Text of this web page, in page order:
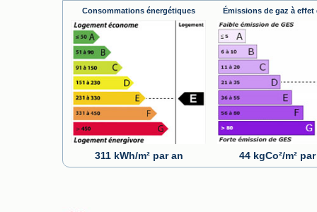
Consommations énergétiques Émissions de gaz à effet
311 kWh/m² par an 44 kgCo²/m²